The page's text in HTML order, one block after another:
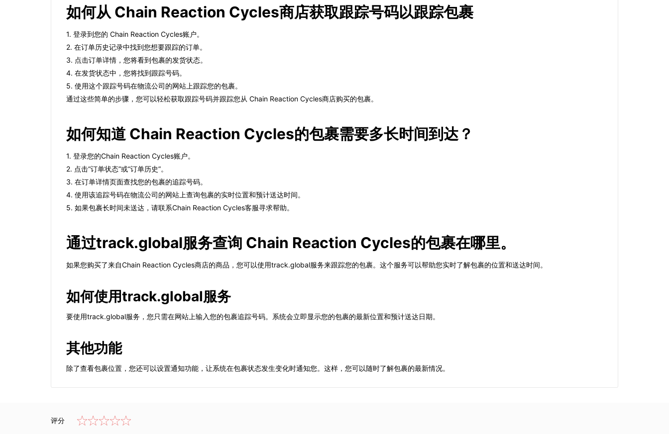
如何从 Chain Reaction Cycles商店获取跟踪号码以跟踪包裹
1. 登录到您的 Chain Reaction Cycles账户。
2. 在订单历史记录中找到您想要跟踪的订单。
3. 点击订单详情，您将看到包裹的发货状态。
4. 在发货状态中，您将找到跟踪号码。
5. 使用这个跟踪号码在物流公司的网站上跟踪您的包裹。
通过这些简单的步骤，您可以轻松获取跟踪号码并跟踪您从 Chain Reaction Cycles商店购买的包裹。
如何知道 Chain Reaction Cycles的包裹需要多长时间到达？
1. 登录您的Chain Reaction Cycles账户。
2. 点击“订单状态”或“订单历史”。
3. 在订单详情页面查找您的包裹的追踪号码。
4. 使用该追踪号码在物流公司的网站上查询包裹的实时位置和预计送达时间。
5. 如果包裹长时间未送达，请联系Chain Reaction Cycles客服寻求帮助。
通过track.global服务查询 Chain Reaction Cycles的包裹在哪里。
如果您购买了来自Chain Reaction Cycles商店的商品，您可以使用track.global服务来跟踪您的包裹。这个服务可以帮助您实时了解包裹的位置和送达时间。
如何使用track.global服务
要使用track.global服务，您只需在网站上输入您的包裹追踪号码。系统会立即显示您的包裹的最新位置和预计送达日期。
其他功能
除了查看包裹位置，您还可以设置通知功能，让系统在包裹状态发生变化时通知您。这样，您可以随时了解包裹的最新情况。
评分